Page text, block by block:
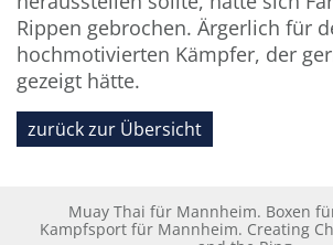
Rippen gebrochen. Ärgerlich für
hochmotivierten Kämpfer, der
gezeigt hätte.
zurück zur Übersicht
Muay Thai für Mannheim. Boxen
Kampfsport für Mannheim. Creating